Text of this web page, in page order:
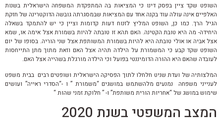
השופט שקד ציין בפסק דינו כי המציאות בה המתפקדת המשפחה הישראלית בשנות
האלפיים אינה עולה עוד בקנה אחד עם המציאות שבמסגרתה גובשה הדוקטרינה של חזקת
הגיל הרך. כמו כן, השופט המליץ לזנוח דעות קדומות וציין כי יש להתמקד בשאלה
היחידה- מה היא טובת הקטינה. האם תהא זו טובתה להיות בשמורת אצל אימה או, שמא
אצל אביה או אולי טובתה היא להיות בשמורת המשותפת אצל שני הוריה. בסופו של יום
השופט שקד קבע כי המשמורת על הילדה תהיה אצל האם וזאת מתוך מתן התייחסות
לעובדה שהאם היא ההורה הדומיננטי בפועל וכי הילדה מורגלת בשהייה אצל האם.
המלצותיה של ועדת שניט חלחלו לתוך הפסיקה הישראלית ושופטים רבים בבית משפט
לענייני משפחה נמנעים מלהשתמש במושגים “משמורת ” ו -“הסדרי ראייה” ועושים
שימוש במושג של “אחריות הורית משותפת” ו- ” חלוקת זמני שהות “
המצב המשפטי בשנת 2020